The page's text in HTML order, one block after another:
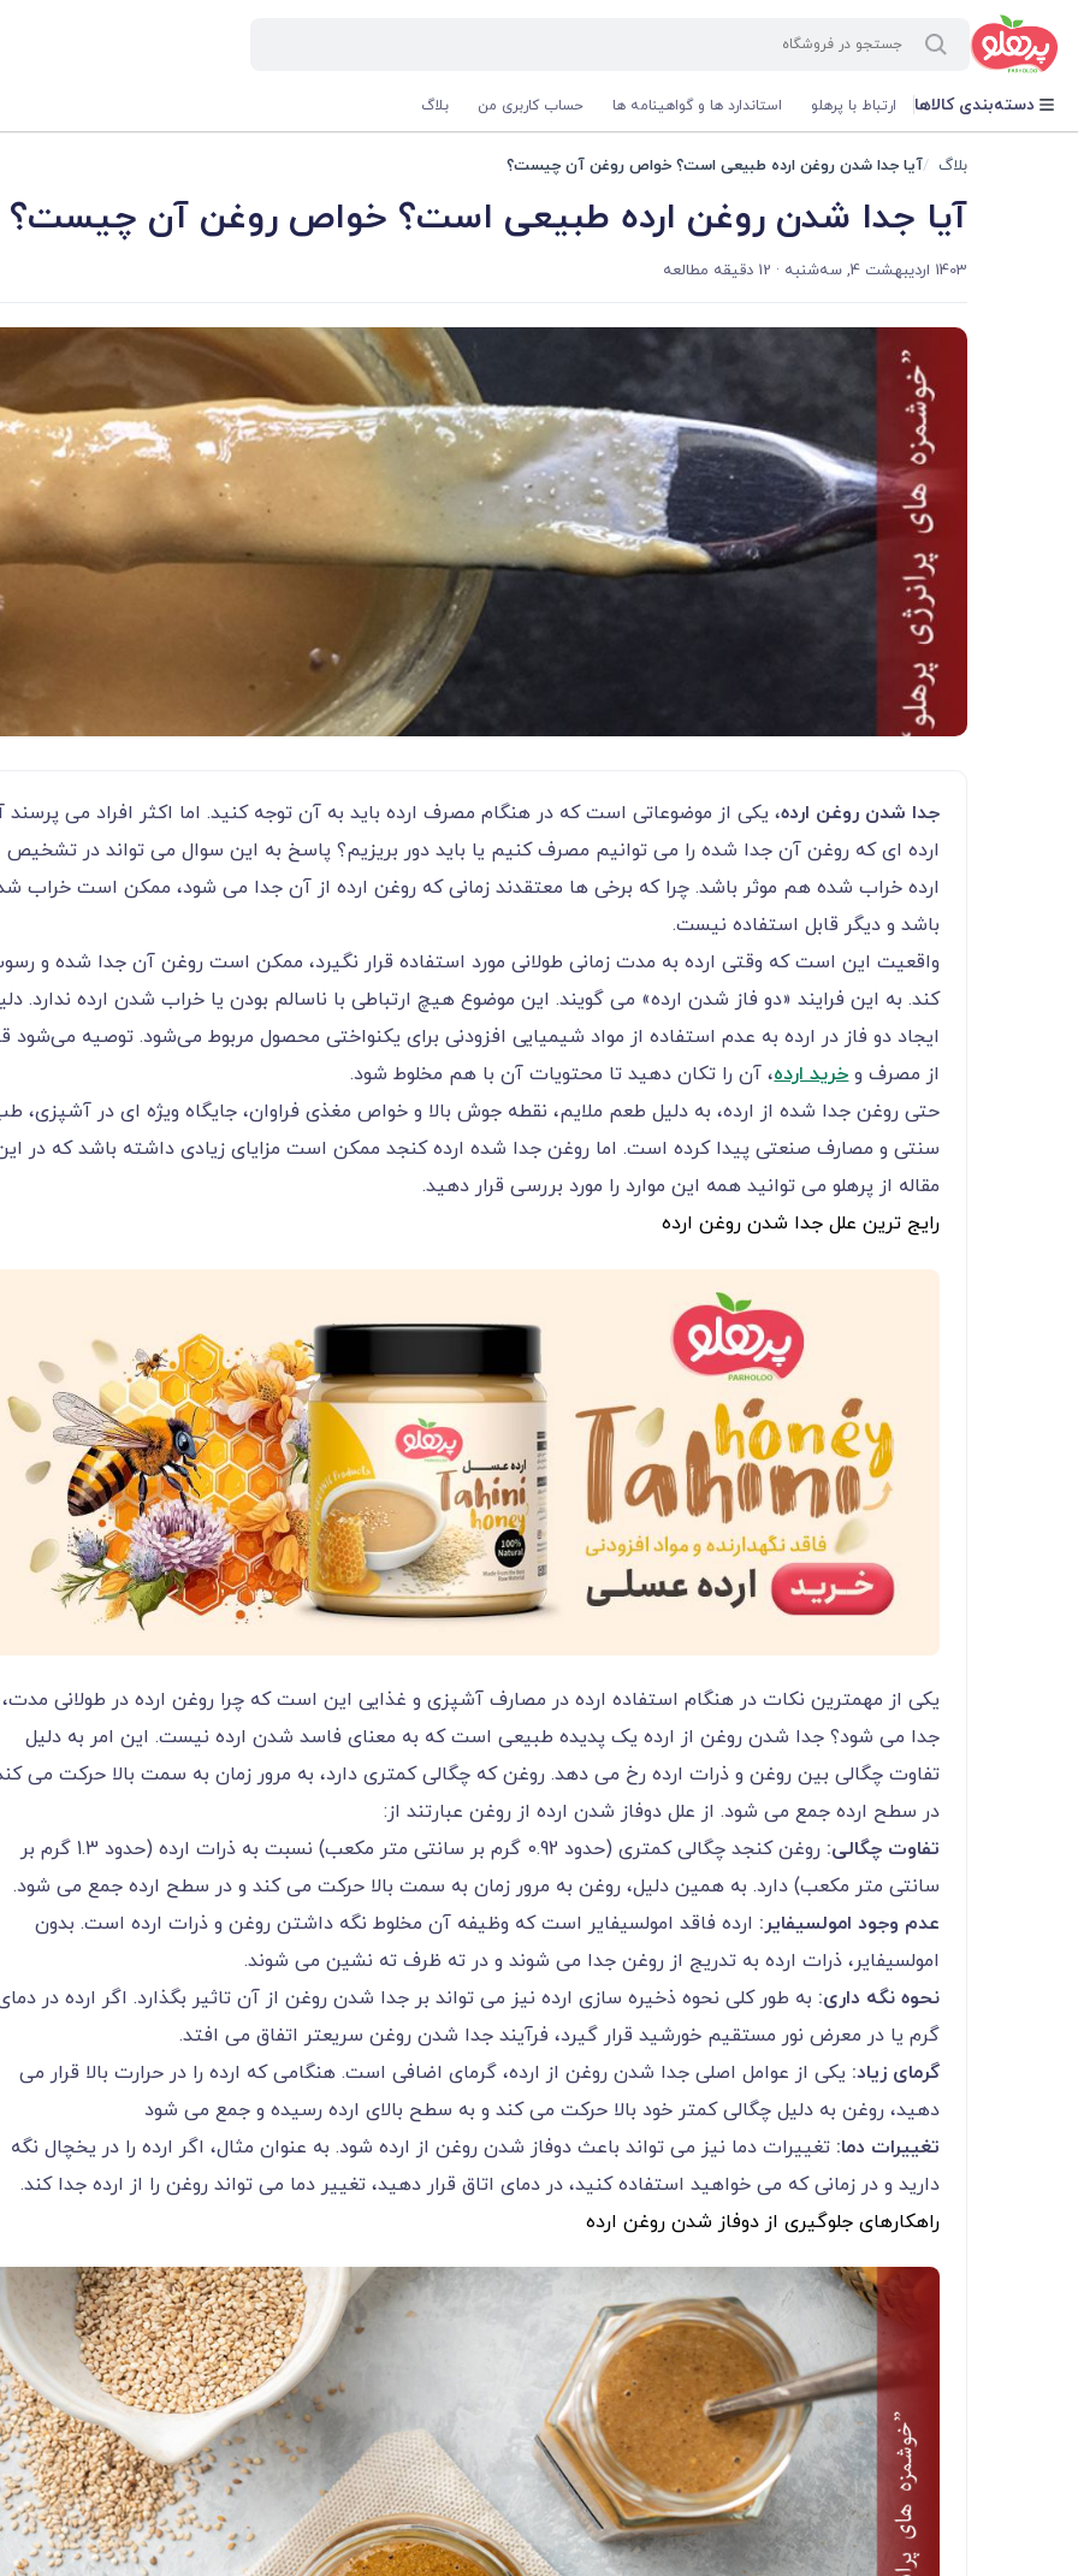
دسته‌بندی کالاها ارتباط با پرهلو استاندارد ها و گواهینامه ها حساب کاربری من بلاگ
بلاگ آیا جدا شدن روغن ارده طبیعی است؟ خواص روغن آن چیست؟
آیا جدا شدن روغن ارده طبیعی است؟ خواص روغن آن چیست؟
1403 اردیبهشت 4, سه‌شنبه · 12 دقیقه مطالعه
جدا شدن روغن ارده، یکی از موضوعاتی است که در هنگام مصرف ارده باید به آن توجه کنید. اما اکثر افراد می پرسند
ارده ای که روغن آن جدا شده را می توانیم مصرف کنیم یا باید دور بریزیم؟ پاسخ به این سوال می تواند در تشخیص
ارده خراب شده هم موثر باشد. چرا که برخی ها معتقدند زمانی که روغن ارده از آن جدا می شود، ممکن است خراب
باشد و دیگر قابل استفاده نیست.
واقعیت این است که وقتی ارده به مدت زمانی طولانی مورد استفاده قرار نگیرد، ممکن است روغن آن جدا شده و
کند. به این فرایند «دو فاز شدن ارده» می گویند. این موضوع هیچ ارتباطی با ناسالم بودن یا خراب شدن ارده ندارد.
ایجاد دو فاز در ارده به عدم استفاده از مواد شیمیایی افزودنی برای یکنواختی محصول مربوط می‌شود. توصیه می‌شود
از مصرف وخرید ارده، آن را تکان دهید تا محتویات آن با هم مخلوط شود.
حتی روغن جدا شده از ارده، به دلیل طعم ملایم، نقطه جوش بالا و خواص مغذی فراوان، جایگاه ویژه ای در آشپزی،
سنتی و مصارف صنعتی پیدا کرده است. اما روغن جدا شده ارده کنجد ممکن است مزایای زیادی داشته باشد که در
مقاله از پرهلو می توانید همه این موارد را مورد بررسی قرار دهید.
رایج ترین علل جدا شدن روغن ارده
یکی از مهمترین نکات در هنگام استفاده ارده در مصارف آشپزی و غذایی این است که چرا روغن ارده در طولانی مدت،
جدا می شود؟ جدا شدن روغن از ارده یک پدیده طبیعی است که به معنای فاسد شدن ارده نیست. این امر به دلیل
تفاوت چگالی بین روغن و ذرات ارده رخ می دهد. روغن که چگالی کمتری دارد، به مرور زمان به سمت بالا حرکت می
در سطح ارده جمع می شود. از علل دوفاز شدن ارده از روغن عبارتند از:
تفاوت چگالی:
روغن کنجد چگالی کمتری (حدود 0.92 گرم بر سانتی متر مکعب) نسبت به ذرات ارده (حدود 1.3 گرم بر
سانتی متر مکعب) دارد. به همین دلیل، روغن به مرور زمان به سمت بالا حرکت می کند و در سطح ارده جمع می شود.
عدم وجود امولسیفایر: ارده فاقد امولسیفایر است که وظیفه آن مخلوط نگه داشتن روغن و ذرات ارده است. بدون
امولسیفایر، ذرات ارده به تدریج از روغن جدا می شوند و در ته ظرف ته نشین می شوند.
نحوه نگه داری: به طور کلی نحوه ذخیره سازی ارده نیز می تواند بر جدا شدن روغن از آن تاثیر بگذارد. اگر ارده در
گرم یا در معرض نور مستقیم خورشید قرار گیرد، فرآیند جدا شدن روغن سریعتر اتفاق می افتد.
گرمای زیاد: یکی از عوامل اصلی جدا شدن روغن از ارده، گرمای اضافی است. هنگامی که ارده را در حرارت بالا قرار می
دهید، روغن به دلیل چگالی کمتر خود بالا حرکت می کند و به سطح بالای ارده رسیده و جمع می شود
تغییرات دما: تغییرات دما نیز می تواند باعث دوفاز شدن روغن از ارده شود. به عنوان مثال، اگر ارده را در یخچال نگه
دارید و در زمانی که می خواهید استفاده کنید، در دمای اتاق قرار دهید، تغییر دما می تواند روغن را از ارده جدا کند.
راهکارهای جلوگیری از دوفاز شدن روغن ارده